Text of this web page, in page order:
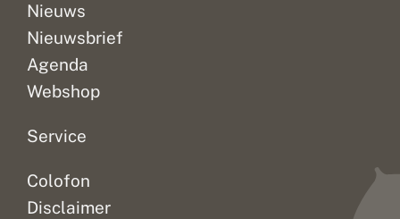
Nieuws
Nieuwsbrief
Agenda
Webshop
Service
Colofon
Disclaimer